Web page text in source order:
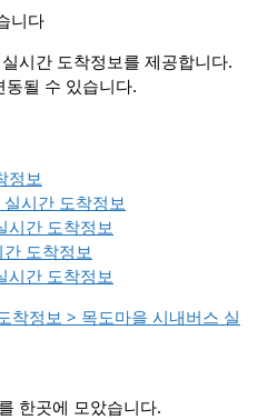
니다
시간 도착정보를 제공합니다.
될 수 있습니다.
정보
시간 도착정보
시간 도착정보
도착정보
시간 도착정보
착정보 > 목도마을 시내버스 실
한곳에 모았습니다.